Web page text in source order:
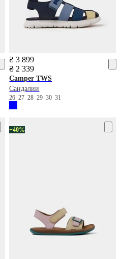
₴ 3 899
₴ 2 339
Camper TWS
Сандалии
262728293031
−40%